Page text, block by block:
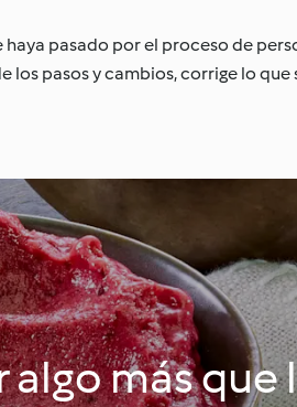
haya pasado por el proceso de
pasos y cambios, corrige lo
más que